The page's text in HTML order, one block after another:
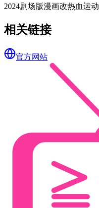
2024剧场版漫画改热血运动
相关链接
官方网站